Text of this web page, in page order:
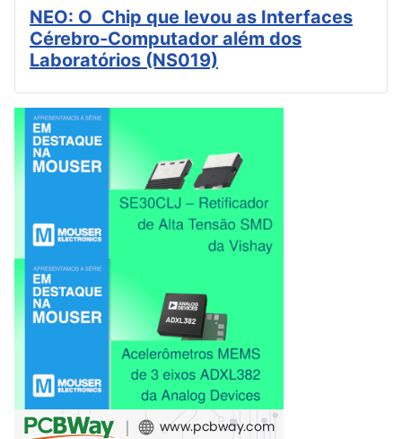
NEO: O Chip que levou as Interfaces
Cérebro-Computador além dos
Laboratórios (NS019)